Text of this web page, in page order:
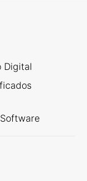
Digital